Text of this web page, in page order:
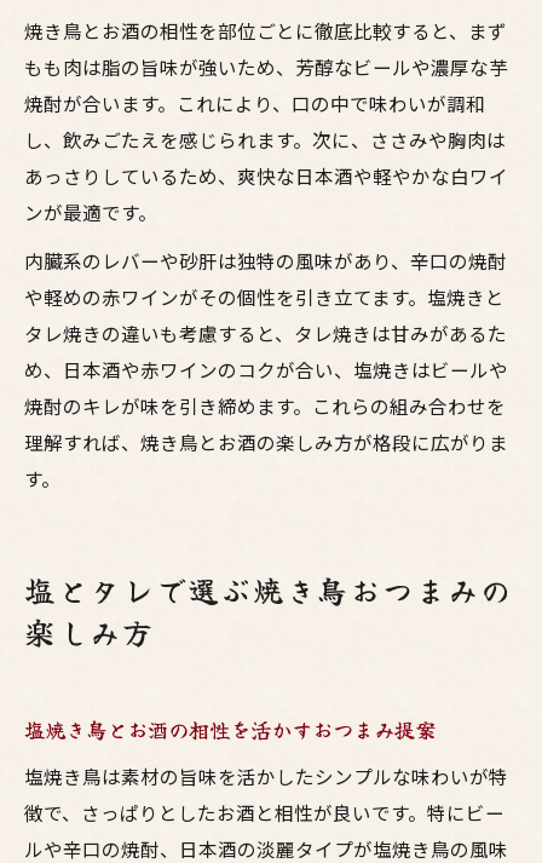
焼き鳥とお酒の相性を部位ごとに徹底比較すると、まず
もも肉は脂の旨味が強いため、芳醇なビールや濃厚な芋
焼酎が合います。これにより、口の中で味わいが調和
し、飲みごたえを感じられます。次に、ささみや胸肉は
あっさりしているため、爽快な日本酒や軽やかな白ワイ
ンが最適です。
内臓系のレバーや砂肝は独特の風味があり、辛口の焼酎
や軽めの赤ワインがその個性を引き立てます。塩焼きと
タレ焼きの違いも考慮すると、タレ焼きは甘みがあるた
め、日本酒や赤ワインのコクが合い、塩焼きはビールや
焼酎のキレが味を引き締めます。これらの組み合わせを
理解すれば、焼き鳥とお酒の楽しみ方が格段に広がりま
す。
塩とタレで選ぶ焼き鳥おつまみの
楽しみ方
塩焼き鳥とお酒の相性を活かすおつまみ提案
塩焼き鳥は素材の旨味を活かしたシンプルな味わいが特
徴で、さっぱりとしたお酒と相性が良いです。特にビー
ルや辛口の焼酎、日本酒の淡麗タイプが塩焼き鳥の風味